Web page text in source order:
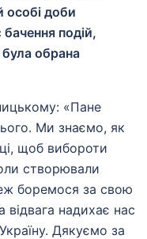
особі доби
подій,
обрана
«Пане
Ми знаємо, як
щоб вибороти
створювали
боремося за свою
відвага надихає нас
Дякуємо за